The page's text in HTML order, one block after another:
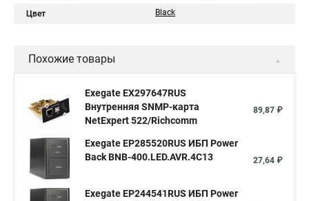
Цвет Black
Похожие товары
Exegate EX297647RUS
Внутренняя SNMP-карта
NetExpert 522/Richcomm
89,87 ₽
Exegate EP285520RUS ИБП Power
Back BNB-400.LED.AVR.4C13
27,64 ₽
Exegate EP244541RUS ИБП Power